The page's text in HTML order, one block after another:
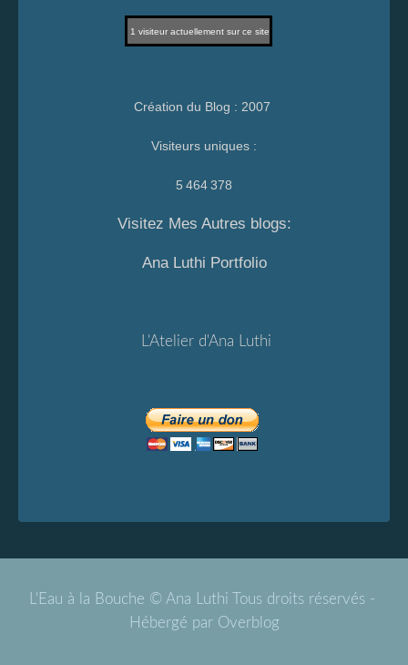
1 visiteur actuellement sur ce site
Création du Blog : 2007
Visiteurs uniques :
5 464 378
Visitez Mes Autres blogs:
Ana Luthi Portfolio
L'Atelier d'Ana Luthi
L'Eau à la Bouche © Ana Luthi Tous droits réservés -
Hébergé par Overblog